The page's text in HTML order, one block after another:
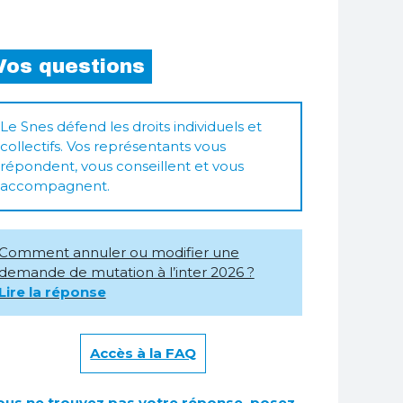
questions
Le Snes défend les droits individuels et
collectifs. Vos représentants vous
répondent, vous conseillent et vous
accompagnent.
annuler ou modifier une
de mutation à l’inter 2026 ?
la réponse
Accès à la FAQ